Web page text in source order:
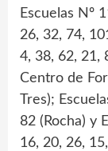
Escuelas Nº
26, 32, 74,
4, 38, 62, 21,
Centro de
Tres);
82 (Rocha) y
16, 20, 26,